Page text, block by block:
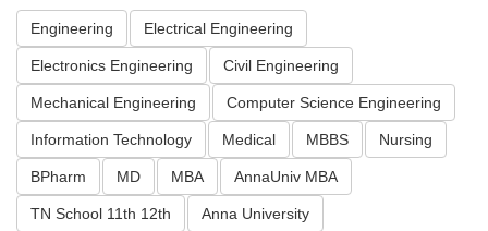
Engineering Electrical Engineering
Electronics Engineering Civil Engineering
Mechanical Engineering Computer Science Engineering
Information Technology Medical MBBS Nursing
BPharm MD MBA AnnaUniv MBA
TN School 11th 12th Anna University